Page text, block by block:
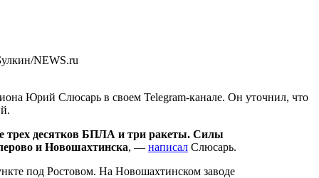
NEWS.ru
Юрий Слюсарь в своем Telegram-канале. Он уточнил, что
трех десятков БПЛА и три ракеты. Силы
и Новошахтинска, — написал Слюсарь.
под Ростовом. На Новошахтинском заводе